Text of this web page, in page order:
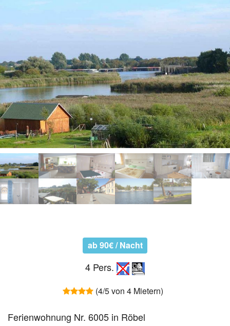
ab 90€ / Nacht
4 Pers.
(4/5 von 4 Mietern)
Ferienwohnung Nr. 6005 in Röbel